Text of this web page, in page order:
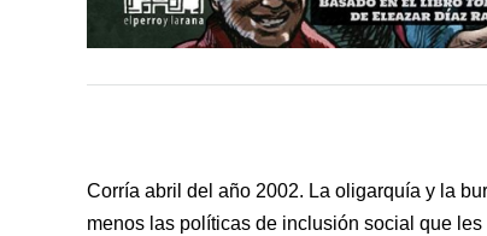
Corría abril del año 2002. La oligarquía y la
menos las políticas de inclusión social que